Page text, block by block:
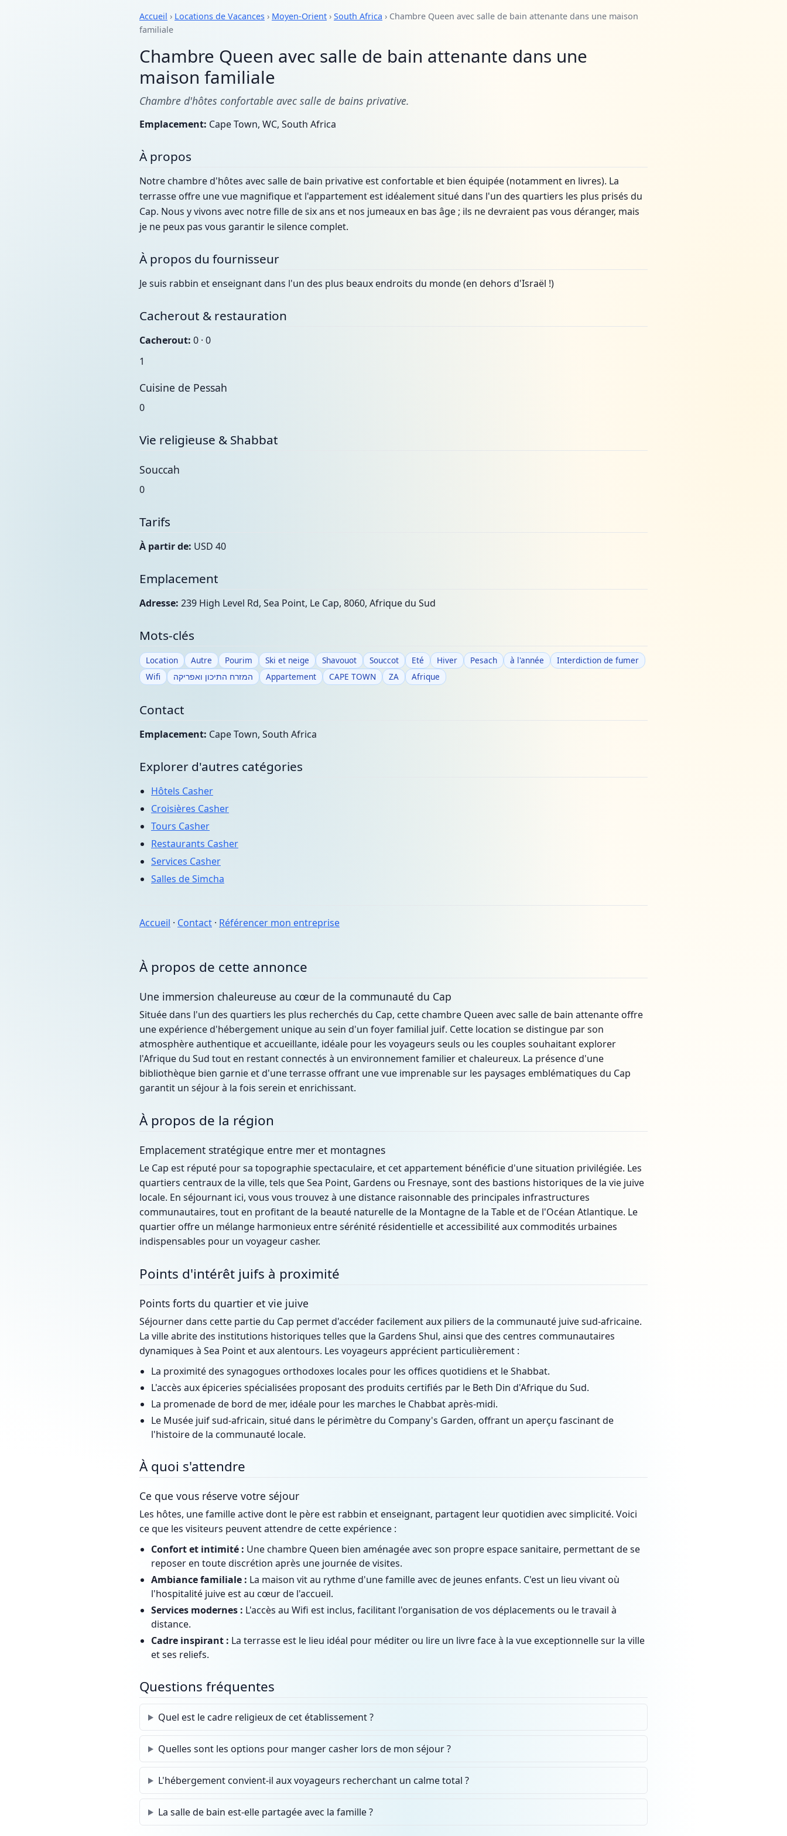
Accueil › Locations de Vacances › Moyen-Orient › South Africa › Chambre Queen avec salle de bain attenante dans une maison
familiale
Chambre Queen avec salle de bain attenante dans une
maison familiale
Chambre d'hôtes confortable avec salle de bains privative.
Emplacement: Cape Town, WC, South Africa
À propos
Notre chambre d'hôtes avec salle de bain privative est confortable et bien équipée (notamment en livres). La
terrasse offre une vue magnifique et l'appartement est idéalement situé dans l'un des quartiers les plus prisés du
Cap. Nous y vivons avec notre fille de six ans et nos jumeaux en bas âge ; ils ne devraient pas vous déranger, mais
je ne peux pas vous garantir le silence complet.
À propos du fournisseur
Je suis rabbin et enseignant dans l'un des plus beaux endroits du monde (en dehors d'Israël !)
Cacherout & restauration
Cacherout: 0 · 0
1
Cuisine de Pessah
0
Vie religieuse & Shabbat
Souccah
0
Tarifs
À partir de: USD 40
Emplacement
Adresse: 239 High Level Rd, Sea Point, Le Cap, 8060, Afrique du Sud
Mots-clés
Location Autre Pourim Ski et neige Shavouot Souccot Eté Hiver Pesach à l'année
Interdiction de fumer
Wifi
המזרח התיכון ואפריקה Appartement CAPE TOWN ZA Afrique
Contact
Emplacement: Cape Town, South Africa
Explorer d'autres catégories
Hôtels Casher
Croisières Casher
Tours Casher
Restaurants Casher
Services Casher
Salles de Simcha
Accueil · Contact · Référencer mon entreprise
À propos de cette annonce
Une immersion chaleureuse au cœur de la communauté du Cap
Située dans l'un des quartiers les plus recherchés du Cap, cette chambre Queen avec salle de bain attenante offre
une expérience d'hébergement unique au sein d'un foyer familial juif. Cette location se distingue par son
atmosphère authentique et accueillante, idéale pour les voyageurs seuls ou les couples souhaitant explorer
l'Afrique du Sud tout en restant connectés à un environnement familier et chaleureux. La présence d'une
bibliothèque bien garnie et d'une terrasse offrant une vue imprenable sur les paysages emblématiques du Cap
garantit un séjour à la fois serein et enrichissant.
À propos de la région
Emplacement stratégique entre mer et montagnes
Le Cap est réputé pour sa topographie spectaculaire, et cet appartement bénéficie d'une situation privilégiée. Les
quartiers centraux de la ville, tels que Sea Point, Gardens ou Fresnaye, sont des bastions historiques de la vie juive
locale. En séjournant ici, vous vous trouvez à une distance raisonnable des principales infrastructures
communautaires, tout en profitant de la beauté naturelle de la Montagne de la Table et de l'Océan Atlantique. Le
quartier offre un mélange harmonieux entre sérénité résidentielle et accessibilité aux commodités urbaines
indispensables pour un voyageur casher.
Points d'intérêt juifs à proximité
Points forts du quartier et vie juive
Séjourner dans cette partie du Cap permet d'accéder facilement aux piliers de la communauté juive sud-africaine.
La ville abrite des institutions historiques telles que la Gardens Shul, ainsi que des centres communautaires
dynamiques à Sea Point et aux alentours. Les voyageurs apprécient particulièrement :
La proximité des synagogues orthodoxes locales pour les offices quotidiens et le Shabbat.
L'accès aux épiceries spécialisées proposant des produits certifiés par le Beth Din d'Afrique du Sud.
La promenade de bord de mer, idéale pour les marches le Chabbat après-midi.
Le Musée juif sud-africain, situé dans le périmètre du Company's Garden, offrant un aperçu fascinant de
l'histoire de la communauté locale.
À quoi s'attendre
Ce que vous réserve votre séjour
Les hôtes, une famille active dont le père est rabbin et enseignant, partagent leur quotidien avec simplicité. Voici
ce que les visiteurs peuvent attendre de cette expérience :
Confort et intimité : Une chambre Queen bien aménagée avec son propre espace sanitaire, permettant de se
reposer en toute discrétion après une journée de visites.
Ambiance familiale : La maison vit au rythme d'une famille avec de jeunes enfants. C'est un lieu vivant où
l'hospitalité juive est au cœur de l'accueil.
Services modernes : L'accès au Wifi est inclus, facilitant l'organisation de vos déplacements ou le travail à
distance.
Cadre inspirant : La terrasse est le lieu idéal pour méditer ou lire un livre face à la vue exceptionnelle sur la ville
et ses reliefs.
Questions fréquentes
Quel est le cadre religieux de cet établissement ?
Quelles sont les options pour manger casher lors de mon séjour ?
L'hébergement convient-il aux voyageurs recherchant un calme total ?
La salle de bain est-elle partagée avec la famille ?